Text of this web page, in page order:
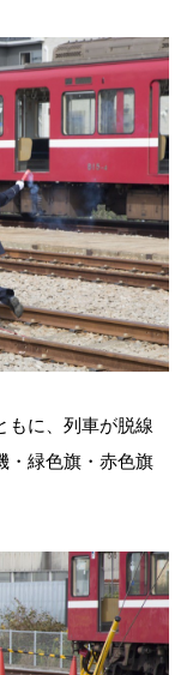
もに、列車が脱線
・緑色旗・赤色旗